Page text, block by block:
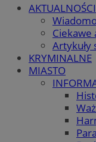
AKTUALNOŚCI
Ciekawe
Artykuły
KRYMINALNE
MIASTO